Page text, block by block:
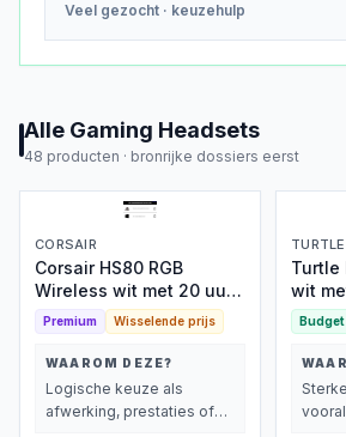
Veel gezocht · keuzehulp
Alle Gaming Headsets
48 producten · bronrijke dossiers eerst
CORSAIR
Corsair HS80 RGB
Wireless wit met 20 uur
accu
Premium Wisselende prijs
WAAROM DEZE?
Logische keuze als
afwerking, prestaties of
Turtle
wit
Budget